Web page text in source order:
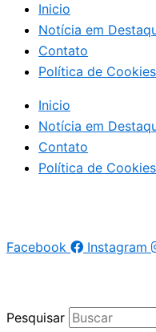
Inicio
Notícia em
Contato
Política de
Inicio
Notícia em
Contato
Política de
Facebook Instagram
Pesquisar